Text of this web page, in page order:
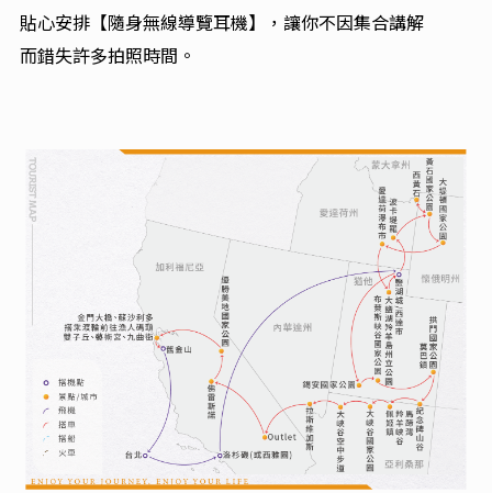
貼心安排【隨身無線導覽耳機】，讓你不因集合講解
而錯失許多拍照時間。